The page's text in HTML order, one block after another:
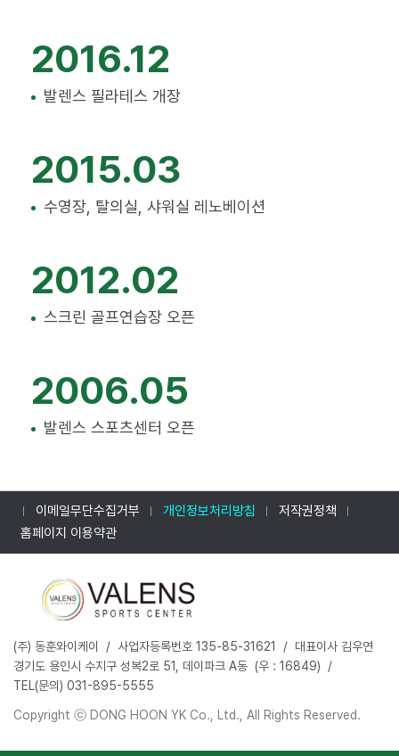
2016.12
발렌스 필라테스 개장
2015.03
수영장, 탈의실, 샤워실 레노베이션
2012.02
스크린 골프연습장 오픈
2006.05
발렌스 스포츠센터 오픈
이메일무단수집거부 개인정보처리방침
저작권정책
홈페이지 이용약관
‌(주) ‌동훈와이케이 / 사업자등록번호 ‌135-85-31621 / 대표이사 김우연
경기도 용인시 수지구 성복2로 51, 데이파크 A동 ‌ (우 : ‌‌16849) /
TEL(문의)‌ 031-895-5555 ‌
Copyright ⓒ DONG HOON YK Co., Ltd., All Rights Reserved.